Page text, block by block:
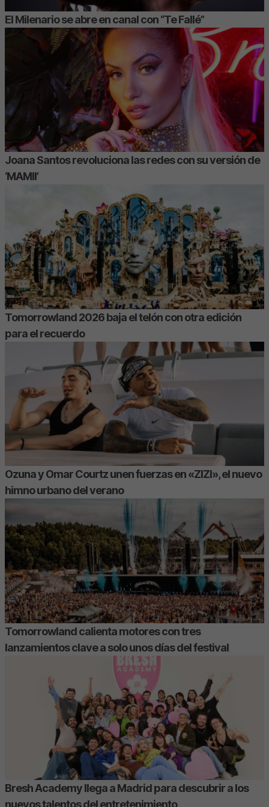
El Milenario se abre en canal con “Te Fallé”
Joana Santos revoluciona las redes con su versión de
‘MAMII’
Tomorrowland 2026 baja el telón con otra edición
para el recuerdo
Ozuna y Omar Courtz unen fuerzas en «ZIZI», el nuevo
himno urbano del verano
Tomorrowland calienta motores con tres
lanzamientos clave a solo unos días del festival
Bresh Academy llega a Madrid para descubrir a los
nuevos talentos del entretenimiento